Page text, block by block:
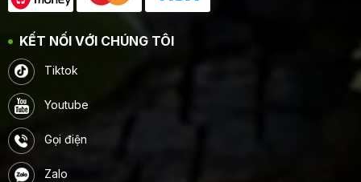
KẾT NỐI VỚI CHÚNG TÔI
Tiktok
Youtube
Gọi điện
Zalo